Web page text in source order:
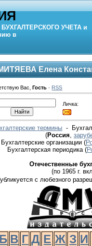
БУХГАЛТЕРСКОГО УЧЕТА и
в
Елена
Вас ,Гость · RSS
Личка:
термины -
(Россия
Бухгалтерские организации (
Бухгалтерская периодика(
Отечественные
(по 1965 г.
с любезного
Б В Г Д Е Ж З И